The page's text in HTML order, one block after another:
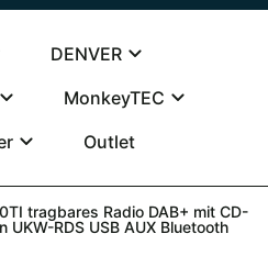
DENVER
MonkeyTEC
Outlet
tragbares Radio DAB+ mit CD-
UKW-RDS USB AUX Bluetooth